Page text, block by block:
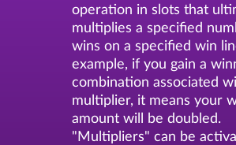
operation in slots that
multiplies a specified
wins on a specified win
example, if you gain a
combination associated
multiplier, it means your
amount will be doubled.
"Multipliers" can be